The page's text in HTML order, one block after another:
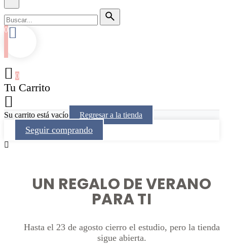
0
0
Tu Carrito
Su carrito está vacío Regresar a la tienda
Seguir comprando
UN REGALO DE VERANO
PARA TI
Hasta el 23 de agosto cierro el estudio, pero la tienda
sigue abierta.